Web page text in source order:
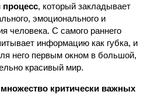
, который закладывает
эмоционального и
человека. С самого раннего
информацию как губка, и
него первым окном в большой,
красивый мир.
критически важных